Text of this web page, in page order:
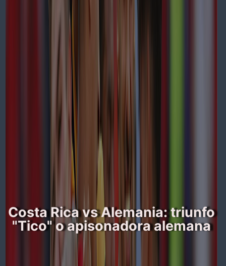
Costa Rica vs Alemania: triunfo
"Tico" o apisonadora alemana